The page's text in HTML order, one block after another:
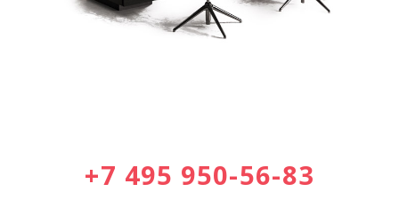
+7 495 950-56-83